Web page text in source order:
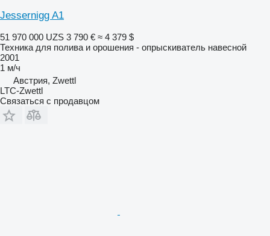
Jessernigg A1
51 970 000 UZS 3 790 € ≈ 4 379 $
Техника для полива и орошения - опрыскиватель навесной
2001
1 м/ч
Австрия, Zwettl
LTC-Zwettl
Связаться с продавцом